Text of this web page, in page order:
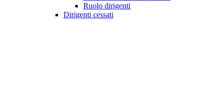
Ruolo dirigenti
Dirigenti cessati